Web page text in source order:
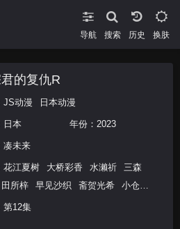
导航 搜索 换肤
的复仇R
JS动漫 日本动漫
日本 年份： 2023
凑未来
花江夏树 大桥彩香 水濑祈
三森
田所梓 早见沙织 斋贺光希
小仓
明日香
第12集